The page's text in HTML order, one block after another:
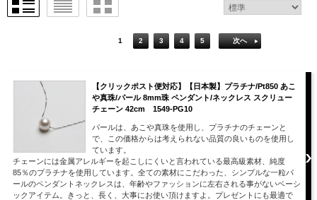
1 2 3 4 5 次へ
【クリックポスト便対応】【日本製】プラチナ/Pt850 あこ
や真珠/パール 8mm珠 ペンダント/ネックレス スクリュー
チェーン 42cm 1549-PG10
パールは、あこや真珠を使用し、プラチナのチェーンと
で、この価格からは考えられない品質の良いものを使用し
ています。
チェーンには金属アレルギーを起こしにくいと言われている最高級素材、純度
85％のプラチナを使用しています。全ての素材にこだわった、シンプルな一粒パ
ールのペンダントネックレスは、年齢やファッションに左右される事がないベーシ
ックアイテム。きっと、長く、大事にお使い頂けますよ。プレゼントにも最適で